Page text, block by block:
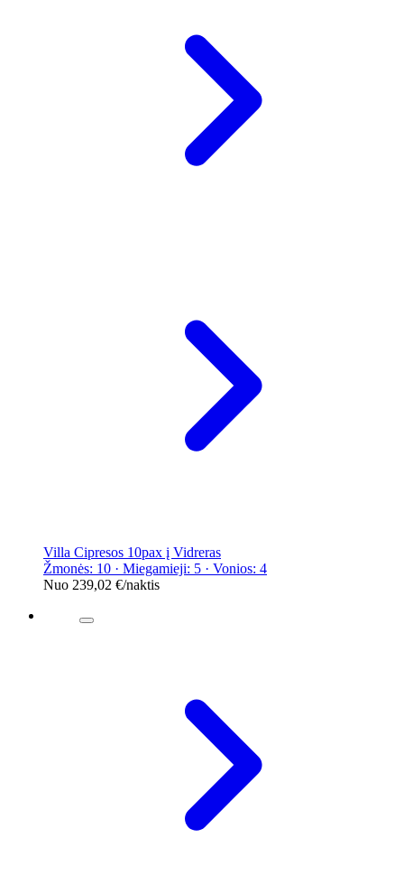
Villa Cipresos 10pax į Vidreras
Žmonės: 10 · Miegamieji: 5 · Vonios: 4
Nuo 239,02 €/naktis